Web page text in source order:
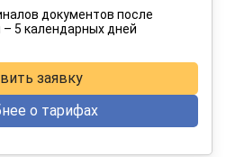
на 12 месяцев
документов после
5 календарных дней
заявку
о тарифах